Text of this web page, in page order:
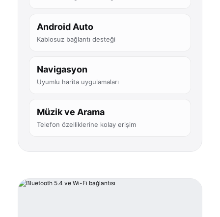
Android Auto
Kablosuz bağlantı desteği
Navigasyon
Uyumlu harita uygulamaları
Müzik ve Arama
Telefon özelliklerine kolay erişim